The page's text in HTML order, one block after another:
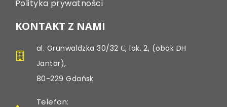
Polityka prywatności
KONTAKT Z NAMI
al. Grunwaldzka 30/32 С, lok. 2, (obok DH
Jantar),
80-229 Gdańsk
Telefon: